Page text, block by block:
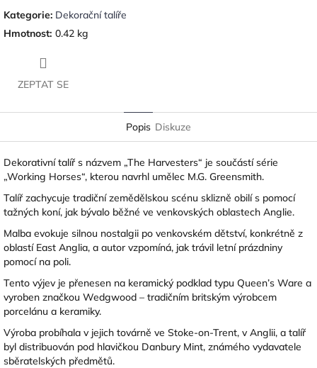
Kategorie: Dekorační talíře
Hmotnost: 0.42 kg
ZEPTAT SE
Popis Diskuze
Dekorativní talíř s názvem „The Harvesters“ je součástí série
„Working Horses“, kterou navrhl umělec M.G. Greensmith.
Talíř zachycuje tradiční zemědělskou scénu sklizně obilí s pomocí
tažných koní, jak bývalo běžné ve venkovských oblastech Anglie.
Malba evokuje silnou nostalgii po venkovském dětství, konkrétně z
oblastí East Anglia, a autor vzpomíná, jak trávil letní prázdniny
pomocí na poli.
Tento výjev je přenesen na keramický podklad typu Queen’s Ware a
vyroben značkou Wedgwood – tradičním britským výrobcem
porcelánu a keramiky.
Výroba probíhala v jejich továrně ve Stoke-on-Trent, v Anglii, a talíř
byl distribuován pod hlavičkou Danbury Mint, známého vydavatele
sběratelských předmětů.